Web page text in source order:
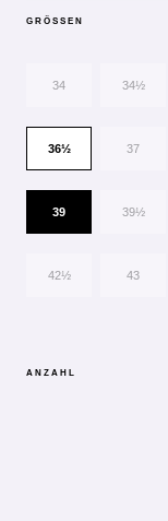
GRÖSSEN
34 34½
36½ 37
39 39½
42½ 43
ANZAHL